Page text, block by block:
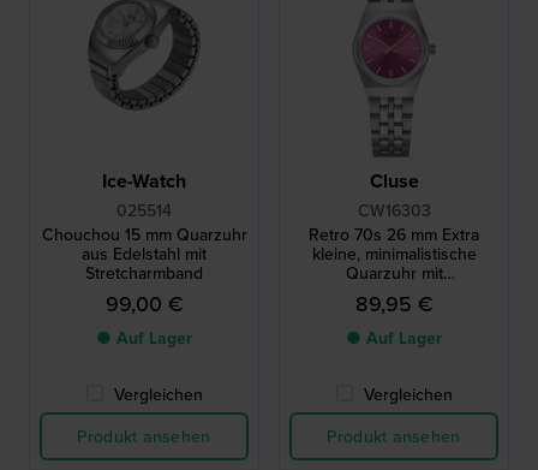
Ice-Watch
025514
Chouchou 15 mm Quarzuhr
aus Edelstahl mit
Stretcharmband
99,00 €
● Auf Lager
Vergleichen
Produkt ansehen
Cluse
CW16303
Retro 70s 26 mm Extra
kleine, minimalistische
Quarzuhr mit
Edelstahlarmband
89,95 €
● Auf Lager
Vergleichen
Produkt ansehen